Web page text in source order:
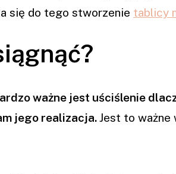
się do tego stworzenie tablicy
ważne jest uściślenie
jego realizacja.Jest to ważne